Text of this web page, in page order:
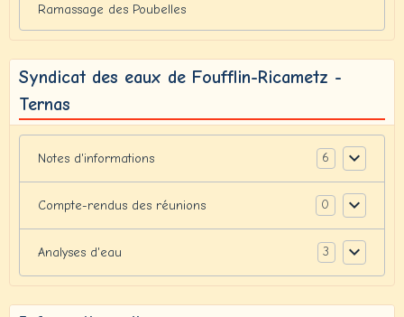
Ramassage des Poubelles
Syndicat des eaux de Foufflin-Ricametz -
Ternas
Notes d'informations 6
Compte-rendus des réunions 0
Analyses d'eau 3